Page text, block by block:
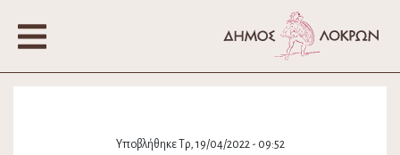
Υποβλήθηκε Τρ, 19/04/2022 - 09:52